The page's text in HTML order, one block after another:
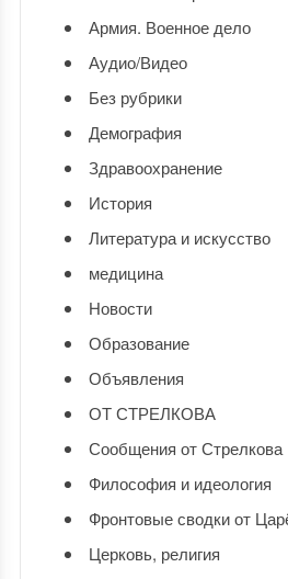
Армия. Военное дело
Аудио/Видео
Без рубрики
Демография
Здравоохранение
История
Литература и искусство
медицина
Новости
Образование
Объявления
ОТ СТРЕЛКОВА
Сообщения от Стрелкова
Философия и идеология
Фронтовые сводки от
Церковь, религия